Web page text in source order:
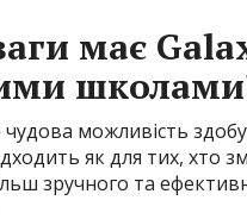
має
можливість
як для тих, хто
зручного та